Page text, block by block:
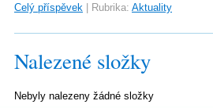
Celý příspěvek Rubrika: Aktuality
Nalezené složky
Nebyly nalezeny žádné složky